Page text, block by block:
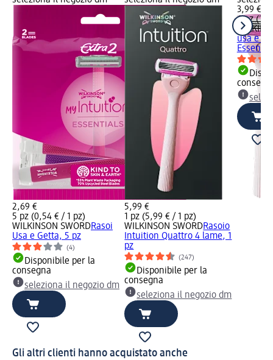
2,69 €
5 pz (0,54 € / 1 pz)
WILKINSON SWORDRasoi
Usa e Getta, 5 pz
(4)
Disponibile per la
consegna
seleziona il negozio dm
5,99 €
1 pz (5,99 € / 1 pz)
WILKINSON SWORDRasoio
Intuition Quattro 4 lame, 1
pz
(247)
Disponibile per la
consegna
seleziona il negozio dm
3,99 €
4 pz
usa e
Gli altri clienti hanno acquistato anche